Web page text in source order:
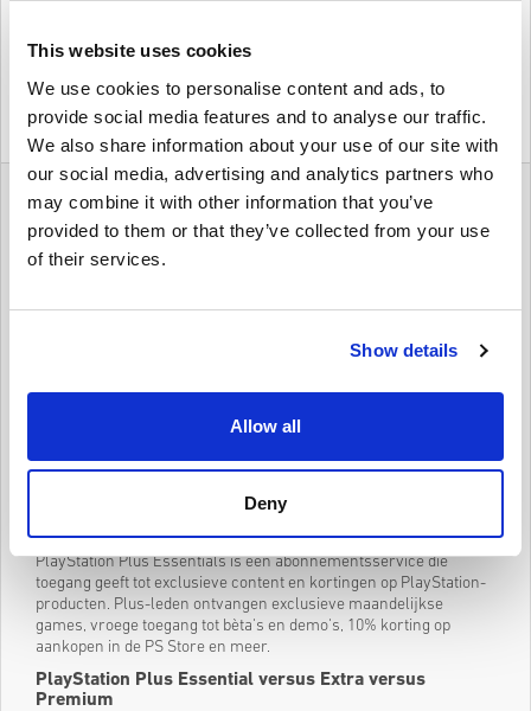
This website uses cookies
We use cookies to personalise content and ads, to
provide social media features and to analyse our traffic.
We also share information about your use of our site with
our social media, advertising and analytics partners who
may combine it with other information that you’ve
provided to them or that they’ve collected from your use
of their services.
Show details
Allow all
Deny
$ 68,95
1 2 3
PlayStation (PS) Plus Essential
PlayStation Plus (PS Plus) is een abonnementsservice die je
systemen, waaronder: - Instant Game Collection: download en
- Online multiplayer op PS4: speel online met vrienden in
PlayStation Plus nieuw voor je is, vind je in dit bericht alle
informatie die je nodig hebt om aan de slag te gaan.
PlayStation Plus Essentials is een abonnementsservice die
toegang geeft tot exclusieve content en kortingen op PlayStation-
producten. Plus-leden ontvangen exclusieve maandelijkse
games, vroege toegang tot bèta's en demo's, 10% korting op
aankopen in de PS Store en meer.
PlayStation Plus Essential versus Extra versus
Premium